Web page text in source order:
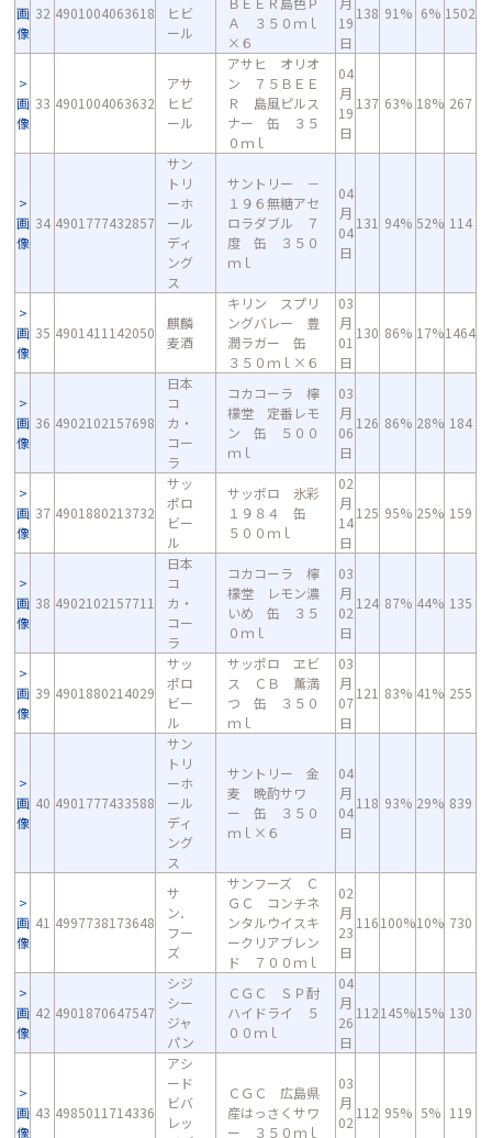
画
像
32 4901004063618
ヒビ
ール
Ａ ３５０ｍｌ
×６
19
日
138 91% 6% 1502
画
像
33 4901004063632
アサ
ヒビ
ール
アサヒ オリオ
ン ７５ＢＥＥ
Ｒ 島風ピルス
ナー 缶 ３５
０ｍｌ
04
月
19
日
137 63% 18% 267
画
像
34 4901777432857
サン
トリ
ーホ
ール
ディ
ング
ス
サントリー －
１９６無糖アセ
ロラダブル ７
度 缶 ３５０
ｍｌ
04
月
04
日
131 94% 52% 114
画
像
35 4901411142050
麒麟
麦酒
キリン スプリ
ングバレー 豊
潤ラガー 缶
３５０ｍｌ×６
03
月
01
日
130 86% 17%1464
画
像
36 4902102157698
日本
コ
カ・
コー
ラ
コカコーラ 檸
檬堂 定番レモ
ン 缶 ５００
ｍｌ
03
月
06
日
126 86% 28% 184
画
像
37 4901880213732
サッ
ポロ
ビー
ル
サッポロ 氷彩
１９８４ 缶
５００ｍｌ
02
月
14
日
125 95% 25% 159
画
像
38 4902102157711
日本
コ
カ・
コー
ラ
コカコーラ 檸
檬堂 レモン濃
いめ 缶 ３５
０ｍｌ
03
月
02
日
124 87% 44% 135
画
像
39 4901880214029
サッ
ポロ
ビー
ル
サッポロ ヱビ
ス ＣＢ 薫満
つ 缶 ３５０
ｍｌ
03
月
07
日
121 83% 41% 255
画
像
40 4901777433588
サン
トリ
ーホ
ール
ディ
ング
ス
サントリー 金
麦 晩酌サワ
ー 缶 ３５０
ｍｌ×６
04
月
04
日
118 93% 29% 839
画
像
41 4997738173648
サ
ン．
フー
ズ
サンフーズ Ｃ
ＧＣ コンチネ
ンタルウイスキ
ークリアブレン
ド ７００ｍｌ
02
月
23
日
116100%10% 730
画
像
42 4901870647547
シジ
シー
ジャ
パン
ＣＧＣ ＳＰ酎
ハイドライ ５
００ｍｌ
04
月
26
日
112145%15% 130
画
像
43 4985011714336
アシ
ード
ビバ
レッ
ＣＧＣ 広島県
産はっさくサワ
ー ３５０ｍｌ
03
月
02
112 95% 5% 119